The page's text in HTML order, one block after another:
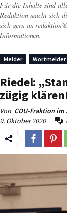
Für die Inhalte sind
Redaktion macht sich
sich gern an
Informationen.
Melder Wortmelder
Riedel:
zügig
Von CDU-Fraktion
9. Oktober 2020